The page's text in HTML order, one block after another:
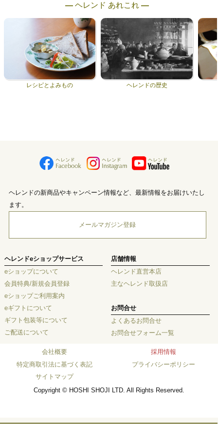
― ヘレンド あれこれ ―
レシピとよみもの ヘレンドの歴史
ヘレンドの新商品やキャンペーン情報など、最新情報をお届けいたし
ます。
メールマガジン登録
ヘレンドeショップサービス
eショップについて
会員特典/新規会員登録
eショップご利用案内
eギフトについて
ギフト包装等について
ご配送について
店舗情報
ヘレンド直営本店
主なヘレンド取扱店
お問合せ
よくあるお問合せ
お問合せフォーム一覧
会社概要
採用情報
特定商取引法に基づく表記
プライバシーポリシー
サイトマップ
Copyright © HOSHI SHOJI LTD. All Rights Reserved.